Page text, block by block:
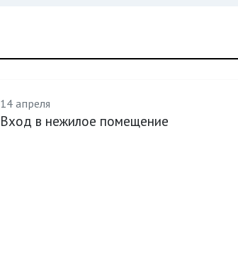
14 апреля
Вход в нежилое помещение